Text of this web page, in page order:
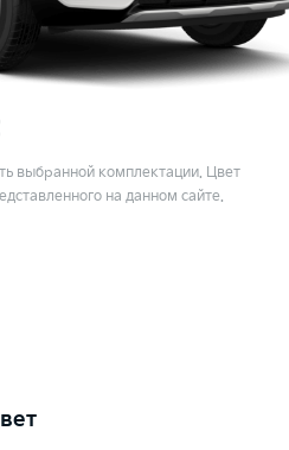
выбранной комплектации. Цвет
на данном сайте.